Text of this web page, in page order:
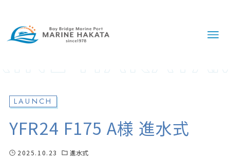
LAUNCH
YFR24 F175 A様 進水式
2025.10.23 進水式